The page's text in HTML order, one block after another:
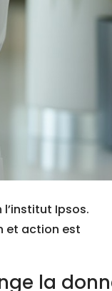
l’institut Ipsos.
et action est
la